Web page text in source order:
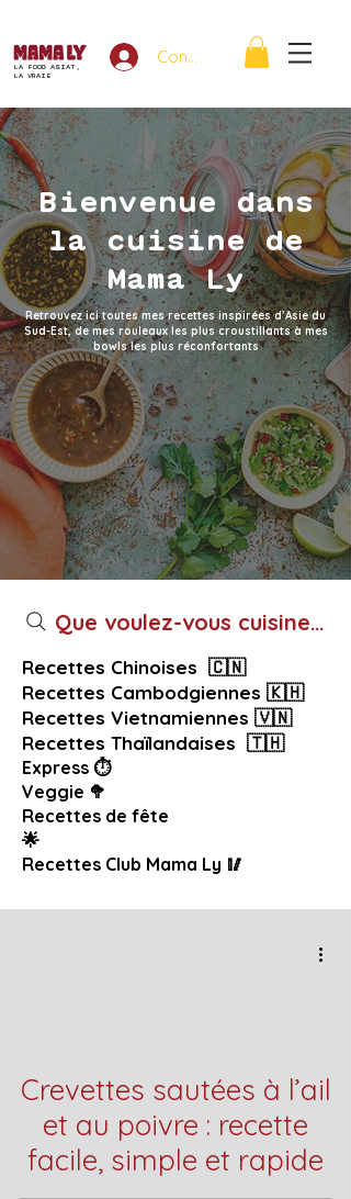
LA FOOD ASIAT,
LA VRAIE
Connexion
Bienvenue dans
la cuisine de
Mama Ly
Retrouvez ici toutes mes recettes inspirées d’Asie du
Sud-Est, de mes rouleaux les plus croustillants à mes
bowls les plus réconfortants
Que voulez-vous cuisiner
Recettes Chinoises 🇨🇳
Recettes Cambodgiennes 🇰🇭
Recettes Vietnamiennes 🇻🇳
Recettes Thaïlandaises 🇹🇭
Express ⏱️
Veggie 🥦
Recettes de fête
🌟
Recettes Club Mama Ly 🥢
Crevettes sautées à l’ail
et au poivre : recette
facile, simple et rapide